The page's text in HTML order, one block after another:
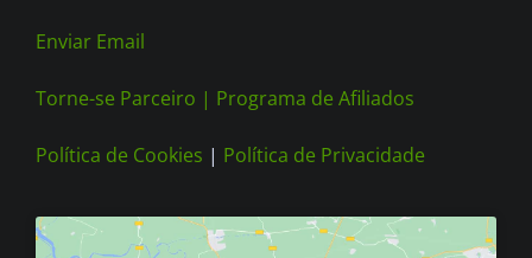
Enviar Email
Torne-se Parceiro | Programa de Afiliados
Política de Cookies | Política de Privacidade